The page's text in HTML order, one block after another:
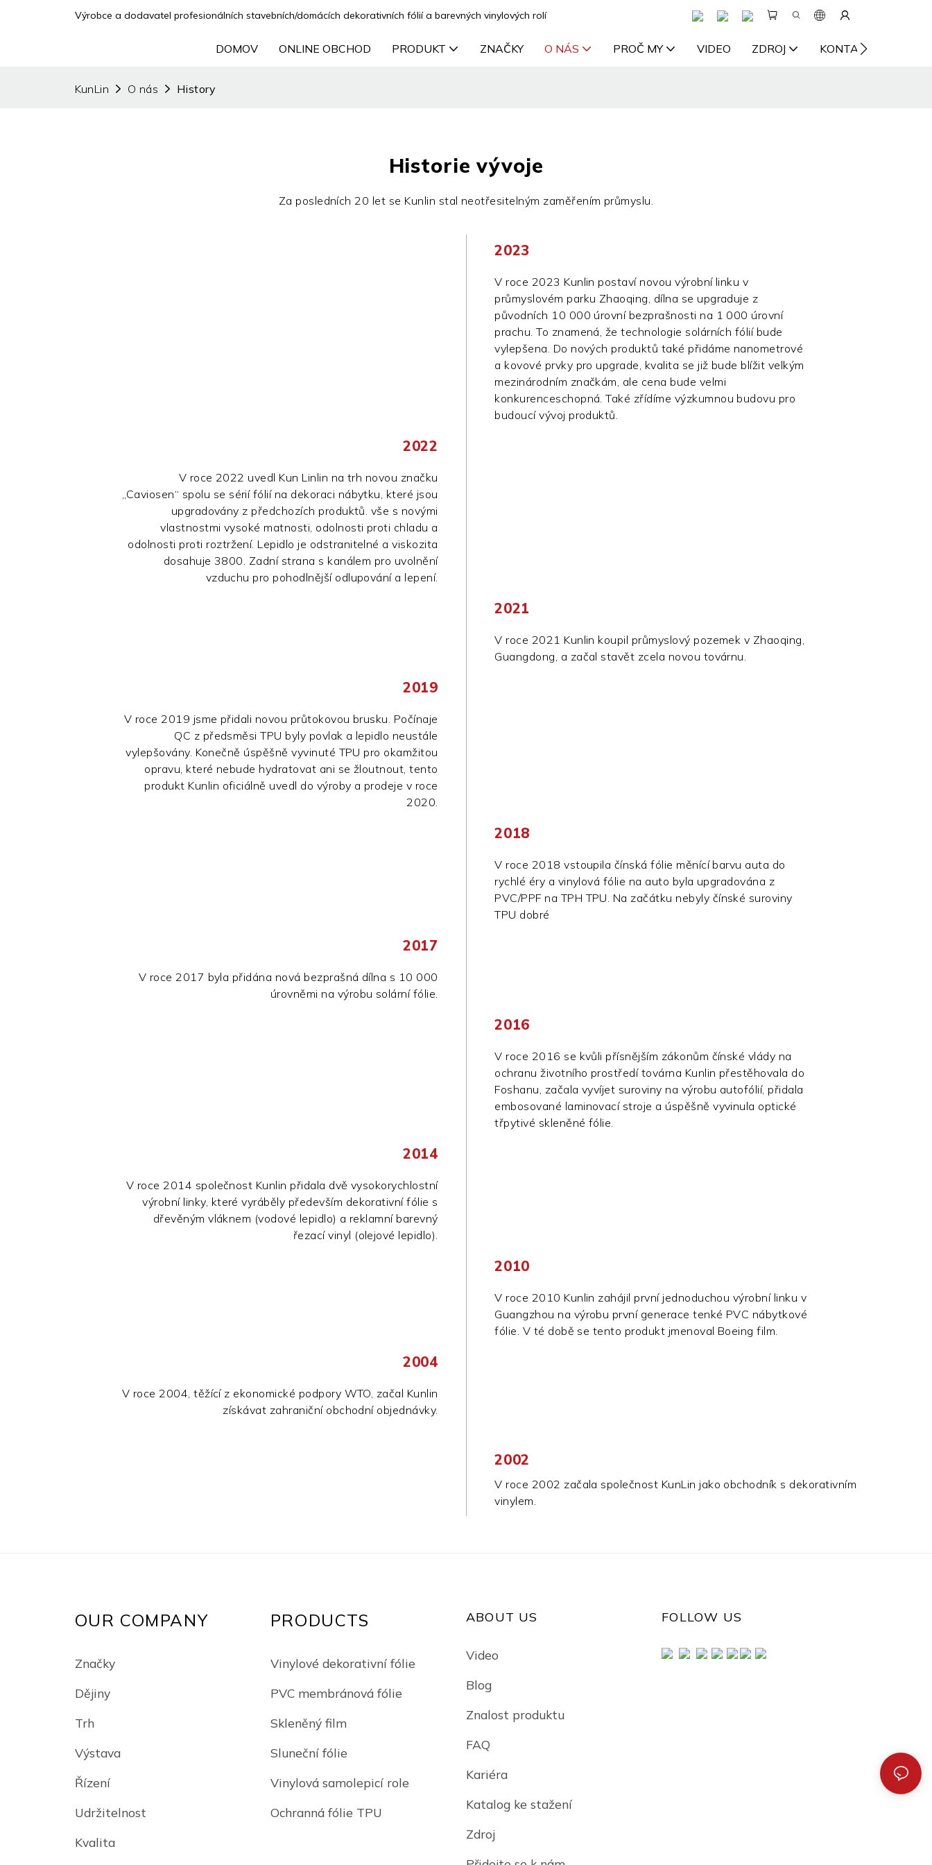
Výrobce a dodavatel profesionálních stavebních/domácích dekorativních fólií a barevných vinylových rolí
DOMOV ONLINE OBCHOD PRODUKT ZNAČKY O NÁS PROČ MY VIDEO ZDROJ KONTAKTUJTE NÁS
KunLin O nás History
Historie vývoje
Za posledních 20 let se Kunlin stal neotřesitelným zaměřením průmyslu.
2023
V roce 2023 Kunlin postaví novou výrobní linku v
průmyslovém parku Zhaoqing, dílna se upgraduje z
původních 10 000 úrovní bezprašnosti na 1 000 úrovní
prachu. To znamená, že technologie solárních fólií bude
vylepšena. Do nových produktů také přidáme nanometrové
a kovové prvky pro upgrade, kvalita se již bude blížit velkým
mezinárodním značkám, ale cena bude velmi
konkurenceschopná. Také zřídíme výzkumnou budovu pro
budoucí vývoj produktů.
2022
V roce 2022 uvedl Kun Linlin na trh novou značku
„Caviosen“ spolu se sérií fólií na dekoraci nábytku, které jsou
upgradovány z předchozích produktů. vše s novými
vlastnostmi vysoké matnosti, odolnosti proti chladu a
odolnosti proti roztržení. Lepidlo je odstranitelné a viskozita
dosahuje 3800. Zadní strana s kanálem pro uvolnění
vzduchu pro pohodlnější odlupování a lepení.
2021
V roce 2021 Kunlin koupil průmyslový pozemek v Zhaoqing,
Guangdong, a začal stavět zcela novou továrnu.
2019
V roce 2019 jsme přidali novou průtokovou brusku. Počínaje
QC z předsměsi TPU byly povlak a lepidlo neustále
vylepšovány. Konečně úspěšně vyvinuté TPU pro okamžitou
opravu, které nebude hydratovat ani se žloutnout, tento
produkt Kunlin oficiálně uvedl do výroby a prodeje v roce
2020.
2018
V roce 2018 vstoupila čínská fólie měnící barvu auta do
rychlé éry a vinylová fólie na auto byla upgradována z
PVC/PPF na TPH TPU. Na začátku nebyly čínské suroviny
TPU dobré
2017
V roce 2017 byla přidána nová bezprašná dílna s 10 000
úrovněmi na výrobu solární fólie.
2016
V roce 2016 se kvůli přísnějším zákonům čínské vlády na
ochranu životního prostředí továrna Kunlin přestěhovala do
Foshanu, začala vyvíjet suroviny na výrobu autofólií, přidala
embosované laminovací stroje a úspěšně vyvinula optické
třpytivé skleněné fólie.
2014
V roce 2014 společnost Kunlin přidala dvě vysokorychlostní
výrobní linky, které vyráběly především dekorativní fólie s
dřevěným vláknem (vodové lepidlo) a reklamní barevný
řezací vinyl (olejové lepidlo).
2010
V roce 2010 Kunlin zahájil první jednoduchou výrobní linku v
Guangzhou na výrobu první generace tenké PVC nábytkové
fólie. V té době se tento produkt jmenoval Boeing film.
2004
V roce 2004, těžící z ekonomické podpory WTO, začal Kunlin
získávat zahraniční obchodní objednávky.
2002
V roce 2002 začala společnost KunLin jako obchodník s dekorativním
vinylem.
OUR COMPANY
Značky
Dějiny
Trh
Výstava
Řízení
Udržitelnost
Kvalita
PRODUCTS
Vinylové dekorativní fólie
PVC membránová fólie
Skleněný film
Sluneční fólie
Vinylová samolepicí role
Ochranná fólie TPU
ABOUT US
Video
Blog
Znalost produktu
FAQ
Kariéra
Katalog ke stažení
Zdroj
FOLLOW US